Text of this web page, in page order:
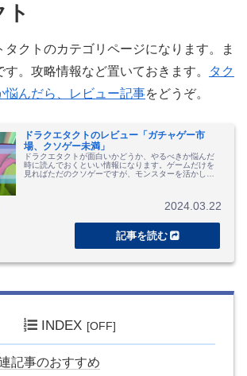
ト
タクトのカテゴリページになります。ま
。攻略情報など置いておきます。
タク
悩んだら、レビュー記事をどうぞ。
ドラクエタクトのレビュー「ガチャゲー市
場、クソゲー未満」
ドラクエタクトが面白いかどうか、やるべきか悩んだ
時に読んでおくといい情報になります。ゲームだけを
見ればただのクソゲーですが、モンスターを活かして
2024.03.22
INDEX
記事のおすすめ